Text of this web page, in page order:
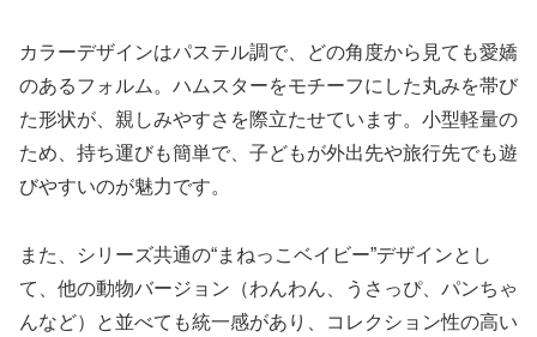
カラーデザインはパステル調で、どの角度から見ても愛嬌
のあるフォルム。ハムスターをモチーフにした丸みを帯び
た形状が、親しみやすさを際立たせています。小型軽量の
ため、持ち運びも簡単で、子どもが外出先や旅行先でも遊
びやすいのが魅力です。
また、シリーズ共通の“まねっこベイビー”デザインとし
て、他の動物バージョン（わんわん、うさっぴ、パンちゃ
んなど）と並べても統一感があり、コレクション性の高い